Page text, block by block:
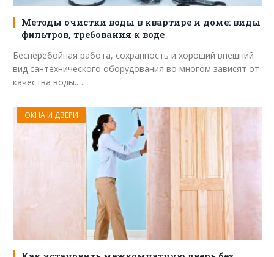
Методы очистки воды в квартире и доме: виды
фильтров, требования к воде
Бесперебойная работа, сохранность и хороший внешний
вид сантехнического оборудования во многом зависят от
качества воды.…
ОКНА И ДВЕРИ